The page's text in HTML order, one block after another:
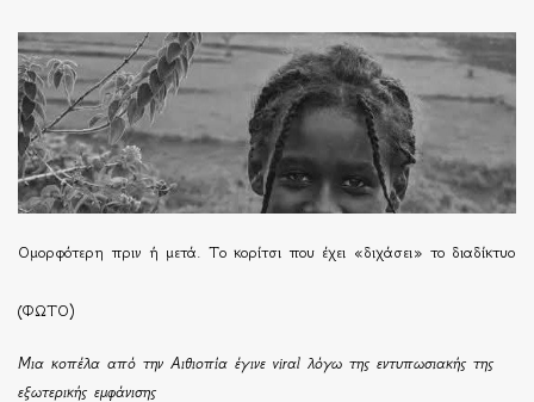
Ομορφότερη πριν ή μετά. Το κορίτσι που έχει «διχάσει» το διαδίκτυο
(ΦΩΤΟ)
Μια κοπέλα από την Αιθιοπία έγινε viral λόγω της εντυπωσιακής της
εξωτερικής εμφάνισης